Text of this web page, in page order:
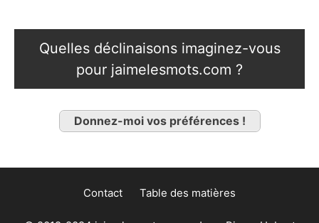
Quelles déclinaisons imaginez-vous
pour jaimelesmots.com ?
Donnez-moi vos préférences !
Contact Table des matières